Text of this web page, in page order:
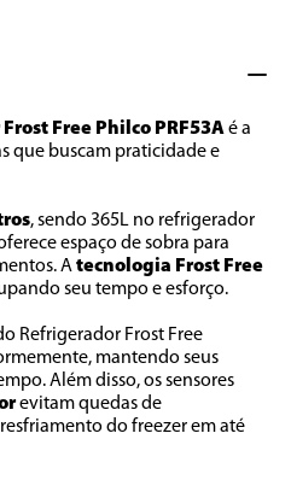
Free Philco PRF53A é a
que buscam praticidade e
, sendo 365L no refrigerador
espaço de sobra para
A tecnologia Frost Free
seu tempo e esforço.
Refrigerador Frost Free
mantendo seus
Além disso, os sensores
evitam quedas de
do freezer em até